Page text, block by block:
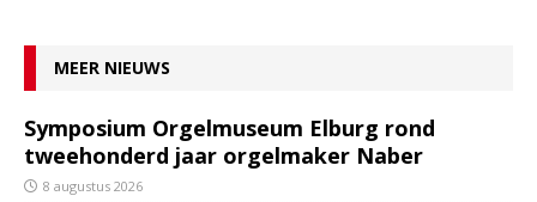
MEER NIEUWS
Symposium Orgelmuseum Elburg rond
tweehonderd jaar orgelmaker Naber
8 augustus 2026